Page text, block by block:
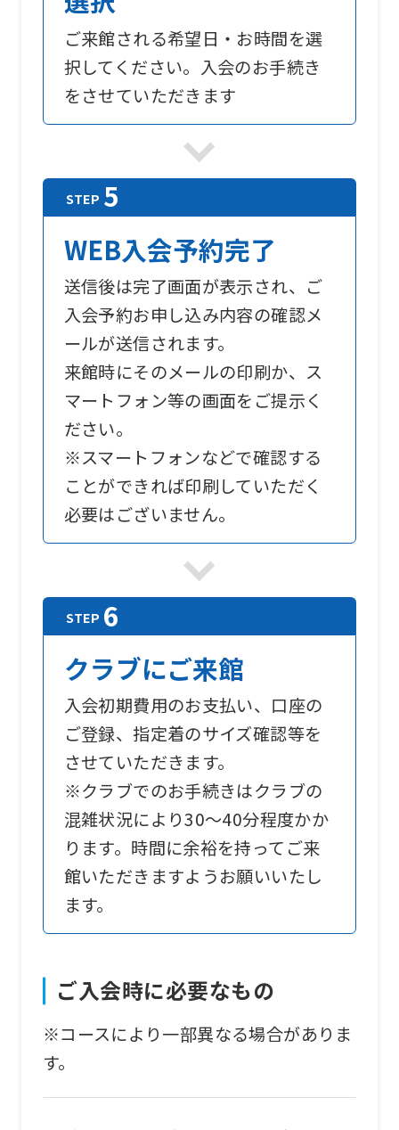
ご来館される希望日・お時間を選
択してください。入会のお手続き
をさせていただきます
WEB入会予約完了
送信後は完了画面が表示され、ご
入会予約お申し込み内容の確認メ
ールが送信されます。
来館時にそのメールの印刷か、ス
マートフォン等の画面をご提示く
ださい。
※スマートフォンなどで確認する
ことができれば印刷していただく
必要はございません。
クラブにご来館
入会初期費用のお支払い、口座の
ご登録、指定着のサイズ確認等を
させていただきます。
※クラブでのお手続きはクラブの
混雑状況により30～40分程度かか
ります。時間に余裕を持ってご来
館いただきますようお願いいたし
ます。
ご入会時に必要なもの
※コースにより一部異なる場合がありま
す。
For
foreigners
Sports
official
website
is
automatically
translated
into
English.
Click
the
link
below
(start
automatic
translation)
to
top
page.